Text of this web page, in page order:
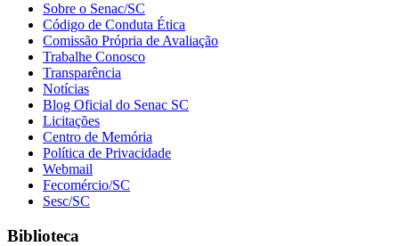
Sobre o Senac/SC
Código de Conduta Ética
Comissão Própria de Avaliação
Trabalhe Conosco
Transparência
Notícias
Blog Oficial do Senac SC
Licitações
Centro de Memória
Política de Privacidade
Webmail
Fecomércio/SC
Sesc/SC
Biblioteca